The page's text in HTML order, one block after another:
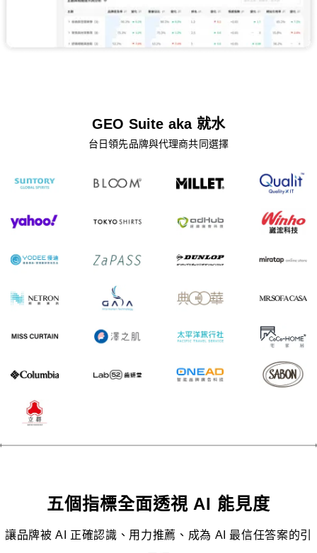
GEO Suite aka 就水
台日領先品牌與代理商共同選擇
五個指標全面透視 AI 能見度
讓品牌被 AI 正確認識、用力推薦、成為 AI 最信任答案的引